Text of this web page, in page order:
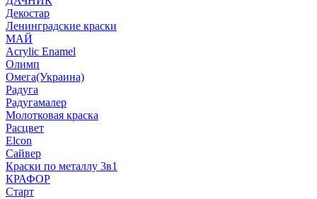
Декостар
Ленинградские краски
МАЙ
Acrylic Enamel
Олимп
Омега(Украина)
Радуга
Радугамалер
Молотковая краска
Расцвет
Elcon
Сайвер
Краски по металлу 3в1
КРАФОР
Старт